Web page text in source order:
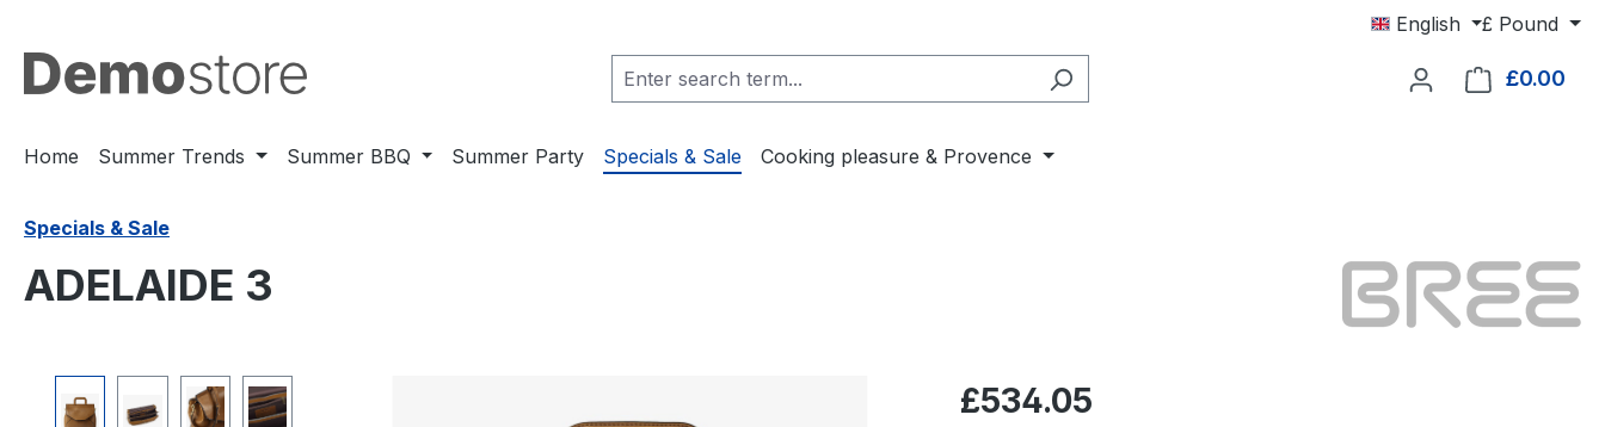
English £ Pound
£0.00
Home Summer Trends Summer BBQ Summer Party Specials & Sale Cooking pleasure & Provence
Specials & Sale
ADELAIDE 3
Regular price:
£534.05